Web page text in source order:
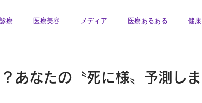
療 医療美容 メディア 医療あるある 健康
あなたの〝死に様〟予測しま